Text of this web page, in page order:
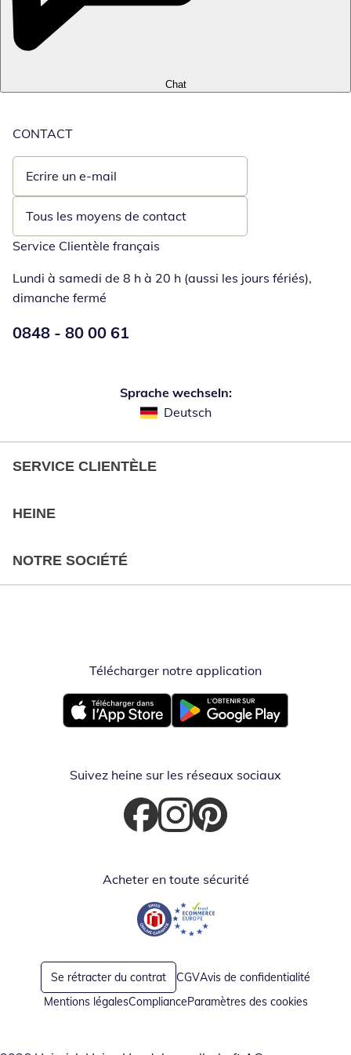
Chat
CONTACT
Ecrire un e-mail
Ouvre un client de messagerie
Tous les moyens de contact
Service Clientèle français
Lundi à samedi de 8 h à 20 h (aussi les jours fériés),
dimanche fermé
Numéro de téléphone:
0848 - 80 00 61
Sprache wechseln:
Deutsch
SERVICE CLIENTÈLE
HEINE
NOTRE SOCIÉTÉ
Télécharger notre application
Opent in nieuw vensterOpent in nieuw venster
Suivez heine sur les réseaux sociaux
Opent in nieuw venster
Opent in nieuw venster
Opent in nieuw venster
Acheter en toute sécurité
Opent in nieuw venster
Opent in nieuw venster
Se rétracter du contrat CGVAvis de confidentialité
Mentions légalesComplianceParamètres des cookies